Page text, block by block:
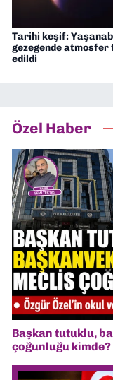
Tarihi keşif:
gezegende atmosfer
edildi
Özel Haber
Başkan tutuklu,
çoğunluğu kimde?